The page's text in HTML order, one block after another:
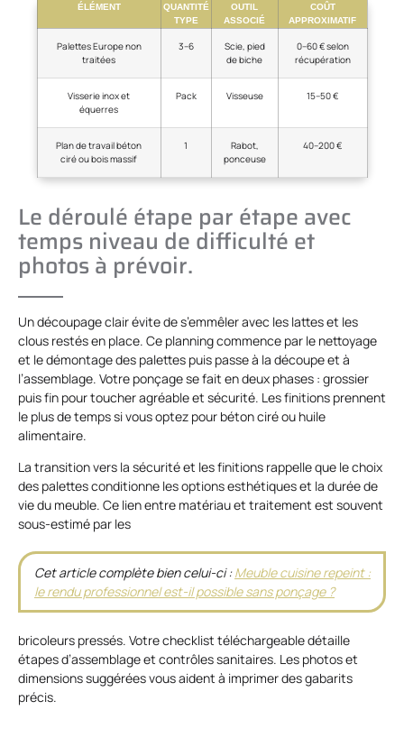
ÉLÉMENT
QUANTITÉ
TYPE
OUTIL
ASSOCIÉ
COÛT
APPROXIMATIF
Palettes Europe non
traitées
3–6
Scie, pied
de biche
0–60 € selon
récupération
Visserie inox et
équerres
Pack Visseuse 15–50 €
Plan de travail béton
ciré ou bois massif
1
Rabot,
ponceuse
40–200 €
Le déroulé étape par étape avec
temps niveau de difficulté et
photos à prévoir.
Un découpage clair évite de s’emmêler avec les lattes et les
clous restés en place. Ce planning commence par le nettoyage
et le démontage des palettes puis passe à la découpe et à
l’assemblage. Votre ponçage se fait en deux phases : grossier
puis fin pour toucher agréable et sécurité. Les finitions prennent
le plus de temps si vous optez pour béton ciré ou huile
alimentaire.
La transition vers la sécurité et les finitions rappelle que le choix
des palettes conditionne les options esthétiques et la durée de
vie du meuble. Ce lien entre matériau et traitement est souvent
sous-estimé par les
Cet article complète bien celui-ci :Meuble cuisine repeint :
le rendu professionnel est-il possible sans ponçage ?
bricoleurs pressés. Votre checklist téléchargeable détaille
étapes d’assemblage et contrôles sanitaires. Les photos et
dimensions suggérées vous aident à imprimer des gabarits
précis.